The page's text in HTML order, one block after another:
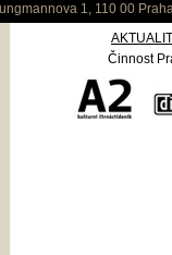
1, 110 00
Činnost